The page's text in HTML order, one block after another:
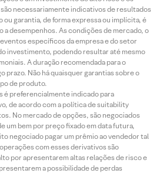
necessariamente indicativos de resultados
garantia, de forma expressa ou implícita, é
a desempenhos. As condições de mercado, o
específicos da empresa e do setor
investimento, podendo resultar até mesmo
A duração recomendada para o
prazo. Não há quaisquer garantias sobre o
de produto.
é preferencialmente indicado para
de acordo com a política de suitability
No mercado de opções, são negociados
um bem por preço fixado em data futura,
negociado pagar um prêmio ao vendedor tal
com esses derivativos são
por apresentarem altas relações de risco e
a possibilidade de perdas